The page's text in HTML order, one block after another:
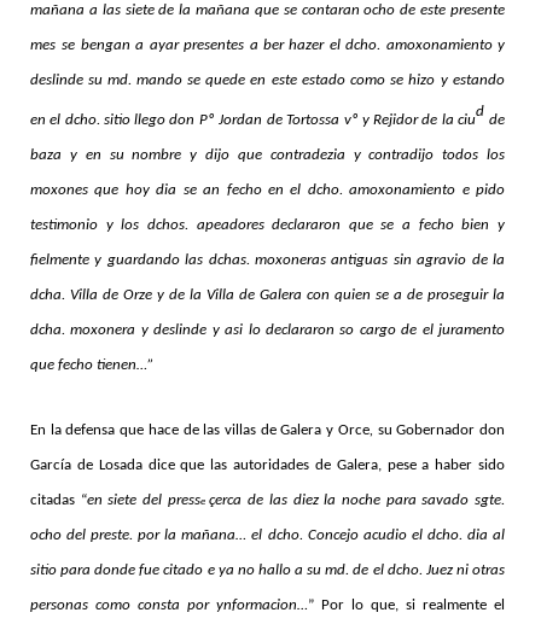
mañana a las siete de la mañana que se contaran ocho de este presente
mes se bengan a ayar presentes a ber hazer el dcho. amoxonamiento y
deslinde su md. mando se quede en este estado como se hizo y estando
en el dcho. sitio llego don Pº Jordan de Tortossa vº y Rejidor de la ciud de
baza y en su nombre y dijo que contradezia y contradijo todos los
moxones que hoy dia se an fecho en el dcho. amoxonamiento e pido
testimonio y los dchos. apeadores declararon que se a fecho bien y
fielmente y guardando las dchas. moxoneras antiguas sin agravio de la
dcha. Villa de Orze y de la Villa de Galera con quien se a de proseguir la
dcha. moxonera y deslinde y asi lo declararon so cargo de el juramento
que fecho tienen…”
En la defensa que hace de las villas de Galera y Orce, su Gobernador don
García de Losada dice que las autoridades de Galera, pese a haber sido
citadas “en siete del presseçerca de las diez la noche para savado sgte.
ocho del preste. por la mañana… el dcho. Concejo acudio el dcho. dia al
sitio para donde fue citado e ya no hallo a su md. de el dcho. Juez ni otras
personas como consta por ynformacion…” Por lo que, si realmente el